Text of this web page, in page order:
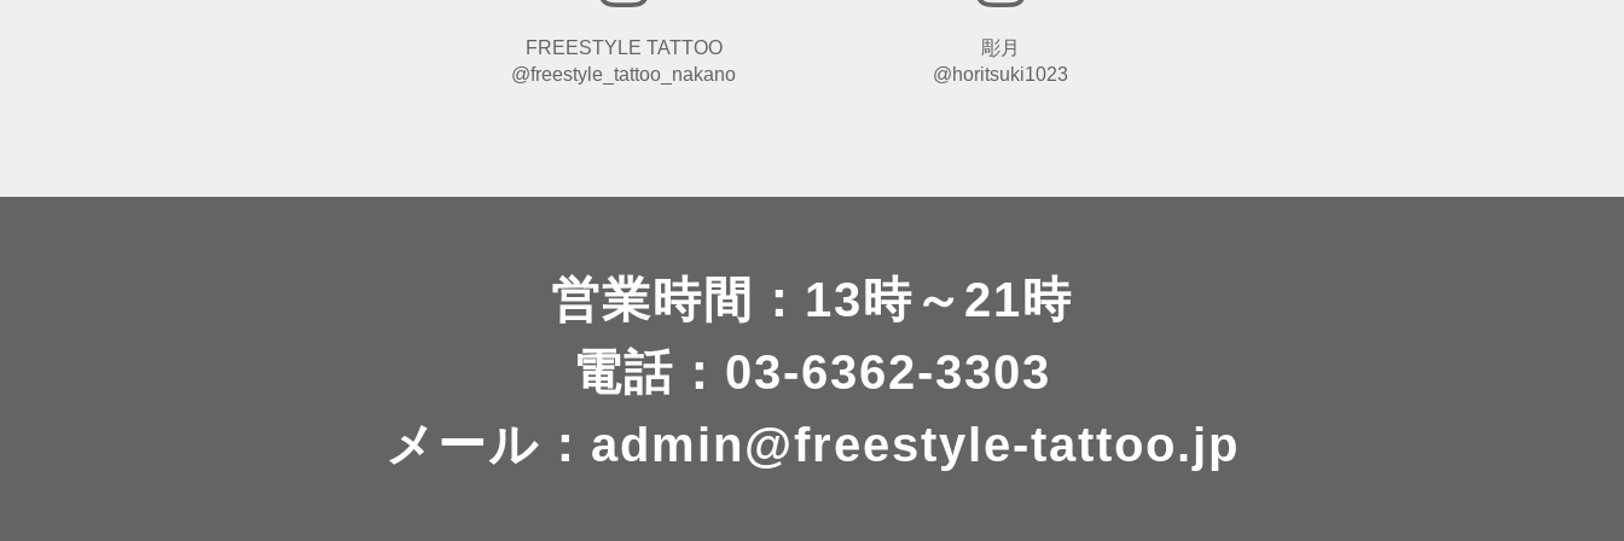
FREESTYLE TATTOO
@freestyle_tattoo_nakano
彫月
@horitsuki1023
営業時間：13時～21時
電話：03-6362-3303
メール： admin@freestyle-tattoo.jp